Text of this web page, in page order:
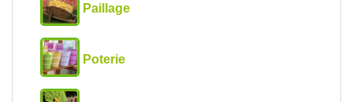
Paillage
Poterie